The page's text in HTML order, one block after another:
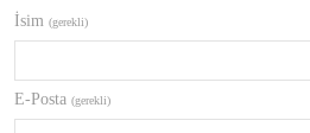
İsim (gerekli)
E-Posta (gerekli)